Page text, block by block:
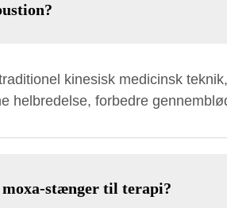
kinesisk medicinsk
helbredelse, forbedre
stænger til terapi?